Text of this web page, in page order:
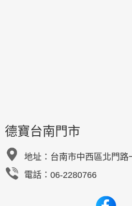
德寶台南門市
地址： 台南市中西區北門路
電話：06-2280766